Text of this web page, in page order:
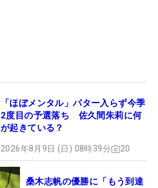
「ほぼメンタル」パター入らず今季
2度目の予選落ち 佐久間朱莉に何
が起きている？
2026年8月9日 (日) 08時39分 20
桑木志帆の優勝に「もう到達